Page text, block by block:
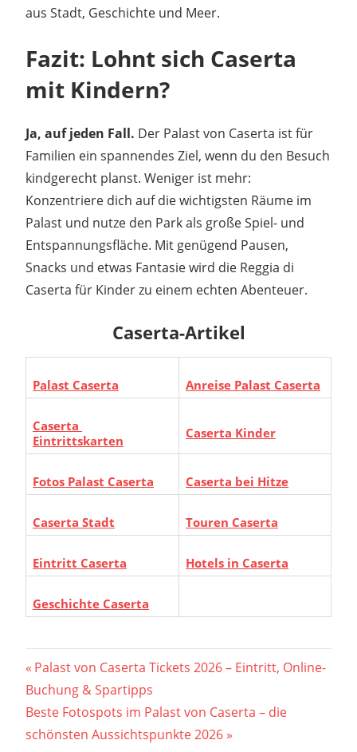
aus Stadt, Geschichte und Meer.
Fazit: Lohnt sich Caserta
mit Kindern?
Ja, auf jeden Fall. Der Palast von Caserta ist für
Familien ein spannendes Ziel, wenn du den Besuch
kindgerecht planst. Weniger ist mehr:
Konzentriere dich auf die wichtigsten Räume im
Palast und nutze den Park als große Spiel- und
Entspannungsfläche. Mit genügend Pausen,
Snacks und etwas Fantasie wird die Reggia di
Caserta für Kinder zu einem echten Abenteuer.
Caserta-Artikel
Palast Caserta Anreise Palast Caserta
Caserta
Eintrittskarten
Caserta Kinder
Fotos Palast Caserta Caserta bei Hitze
Caserta Stadt Touren Caserta
Eintritt Caserta Hotels in Caserta
Geschichte Caserta
Beitragsnavigation
Vorheriger
Beitrag:
Palast von Caserta Tickets 2026 – Eintritt, Online-
Buchung & Spartipps
Nächster
Beitrag:
Beste Fotospots im Palast von Caserta – die
schönsten Aussichtspunkte 2026